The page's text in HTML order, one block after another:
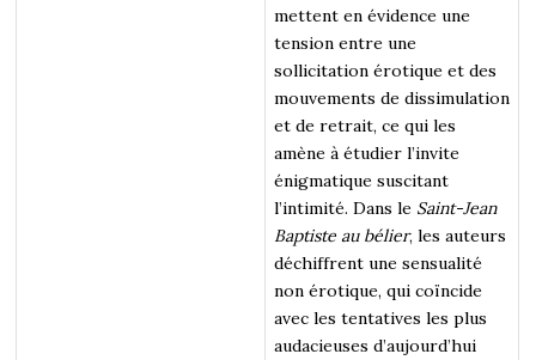
mettent en évidence une
tension entre une
sollicitation érotique et des
mouvements de dissimulation
et de retrait, ce qui les
amène à étudier l’invite
énigmatique suscitant
l’intimité. Dans le Saint-Jean
Baptiste au bélier, les auteurs
déchiffrent une sensualité
non érotique, qui coïncide
avec les tentatives les plus
audacieuses d’aujourd’hui